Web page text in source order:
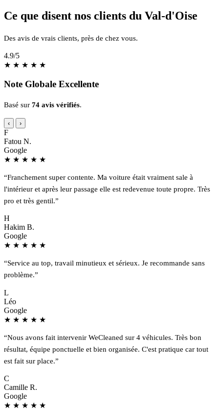
Ce que disent nos clients du Val-d'Oise
Des avis de vrais clients, près de chez vous.
4.9/5
★ ★ ★ ★ ★
Note Globale Excellente
Basé sur 74 avis vérifiés.
‹ ›
F
Fatou N.
Google
★ ★ ★ ★ ★
“Franchement super contente. Ma voiture était vraiment sale à
l'intérieur et après leur passage elle est redevenue toute propre. Très
pro et très gentil.”
H
Hakim B.
Google
★ ★ ★ ★ ★
“Service au top, travail minutieux et sérieux. Je recommande sans
problème.”
L
Léo
Google
★ ★ ★ ★ ★
“Nous avons fait intervenir WeCleaned sur 4 véhicules. Très bon
résultat, équipe ponctuelle et bien organisée. C'est pratique car tout
est fait sur place.”
C
Camille R.
Google
★ ★ ★ ★ ★